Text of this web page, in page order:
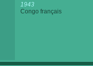
1943
Congo français